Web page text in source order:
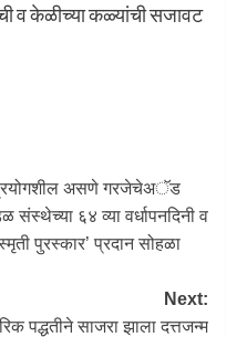
व केळीच्या कळ्यांची सजावट
प्रयोगशील असणे गरजेचेअॅड
६४ व्या वर्धापनदिनी व
पुरस्कार’ प्रदान सोहळा
Next:
पद्धतीने साजरा झाला दत्तजन्म